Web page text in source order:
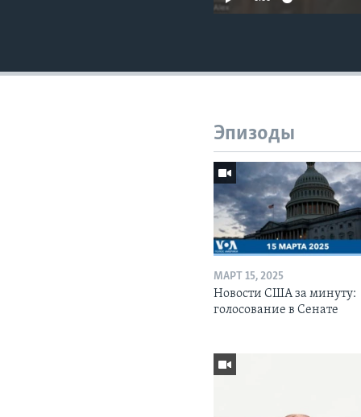
Эпизоды
МАРТ 15, 2025
Новости США за минуту:
голосование в Сенате